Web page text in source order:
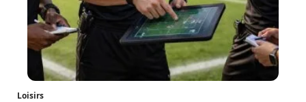
Loisirs